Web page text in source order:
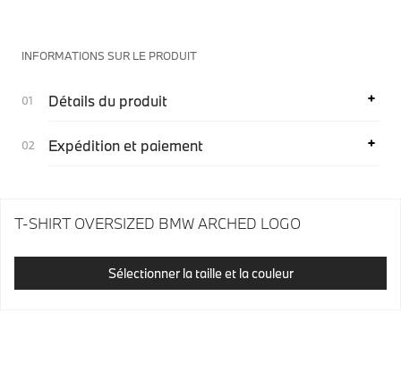
INFORMATIONS SUR LE PRODUIT
Détails du produit
Expédition et paiement
T-SHIRT OVERSIZED BMW ARCHED LOGO
Sélectionner la taille et la couleur